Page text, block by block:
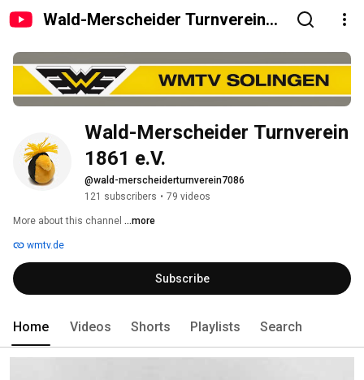
Wald-Merscheider Turnverein
Wald-Merscheider Turnverein
1861 e.V.
@wald-merscheiderturnverein7086
121 subscribers • 79 videos
More about this channel ...more
wmtv.de
Subscribe
Home Videos Shorts Playlists Search